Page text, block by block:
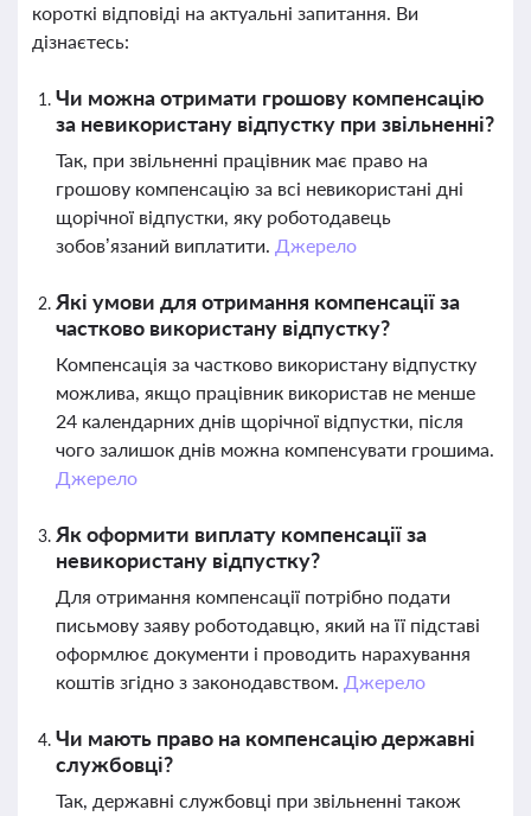
короткі відповіді на актуальні запитання. Ви
дізнаєтесь:
Чи можна отримати грошову компенсацію
за невикористану відпустку при звільненні?
Так, при звільненні працівник має право на
грошову компенсацію за всі невикористані дні
щорічної відпустки, яку роботодавець
зобов’язаний виплатити. Джерело
Які умови для отримання компенсації за
частково використану відпустку?
Компенсація за частково використану відпустку
можлива, якщо працівник використав не менше
24 календарних днів щорічної відпустки, після
чого залишок днів можна компенсувати грошима.
Джерело
Як оформити виплату компенсації за
невикористану відпустку?
Для отримання компенсації потрібно подати
письмову заяву роботодавцю, який на її підставі
оформлює документи і проводить нарахування
коштів згідно з законодавством. Джерело
Чи мають право на компенсацію державні
службовці?
Так, державні службовці при звільненні також